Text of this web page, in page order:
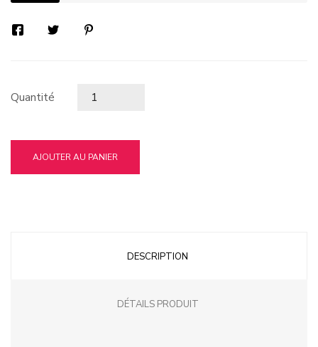
Quantité
AJOUTER AU PANIER
DESCRIPTION
DÉTAILS PRODUIT